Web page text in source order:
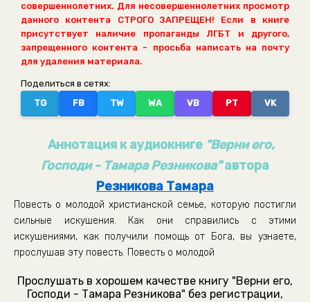
совершеннолетних. Для несовершеннолетних просмотр
данного контента СТРОГО ЗАПРЕЩЕН! Если в книге
присутствует наличие пропаганды ЛГБТ и другого,
запрещенного контента - просьба написать на почту
для удаления материала.
Поделиться в сетях:
TG
FB TW WA VB PT VK
Аннотация к аудиокниге "Верни его,
Господи - Тамара Резникова"автора
Резникова Тамара
Повесть о молодой христианской семье, которую постигли
сильные искушения. Как они справились с этими
искушениями, как получили помощь от Бога, вы узнаете,
прослушав эту повесть. Повесть о молодой
Прослушать в хорошем качестве книгу "Верни его,
Господи - Тамара Резникова" без регистрации,